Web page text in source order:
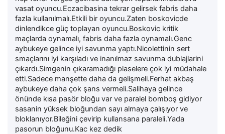
vasat oyuncu.Eczacibasina tekrar gelirsek fabris daha
fazla kullanılmalı.Etkili bir oyuncu.Zaten boskovicde
dinlendikce güç toplayan oyuncu.Boskovic kritik
maçlarda oynamalı, fabris daha fazla oynamalı.Genc
aybukeye gelince iyi savunma yaptı.Nicolettinin sert
smaçlarını iyi karşıladı ve inanılmaz savunma dublajlarini
çıkardı.Simgenin çıkaramadığı plaselere çok iyi müdahale
etti.Sadece manşette daha da gelişmeli.Ferhat akbaş
aybukeye daha çok şans vermeli.Salihaya gelince
önünde kısa pasör bloğu var ve paralel bomboş gidiyor
sasanin yüksek bloğundan sayı almaya çalışıyor ve
bloklanıyor.Bileğini çevirip kullansana paraleli.Yada
pasorun bloğunu.Kac kez dedik